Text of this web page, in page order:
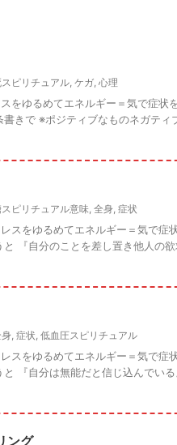
ピリチュアル, ケガ, 心理
をゆるめてエネルギー＝気で症状
きで ※ポジティブなものネガティ
ピリチュアル意味, 全身, 症状
スをゆるめてエネルギー＝気で症
『自分のことを差し置き他人の
, 症状, 低血圧スピリチュアル
スをゆるめてエネルギー＝気で症
『自分は無能だと信じ込んでい
ング